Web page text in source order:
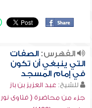
الفهرس:الصفات
التي ينبغي أن تكون
في إمام المسجد
للشيخ: عبد العزيز بن باز
جزء من محاضرة ( فتاوى نور